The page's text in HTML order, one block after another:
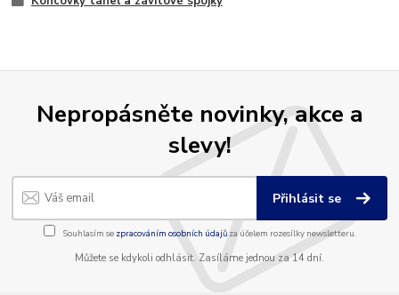
Nepropásněte novinky, akce a
slevy!
Přihlásit se
Souhlasím se zpracováním osobních údajůza účelem rozesílky newsletteru.
Můžete se kdykoli odhlásit. Zasíláme jednou za 14 dní.